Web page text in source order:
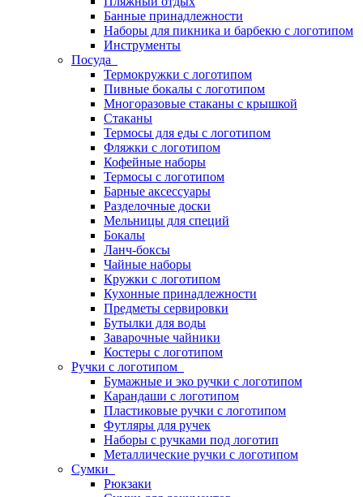
Банные принадлежности
Наборы для пикника и барбекю с логотипом
Инструменты
Посуда
Термокружки с логотипом
Пивные бокалы с логотипом
Многоразовые стаканы с крышкой
Стаканы
Термосы для еды с логотипом
Фляжки с логотипом
Кофейные наборы
Термосы с логотипом
Барные аксессуары
Разделочные доски
Мельницы для специй
Бокалы
Ланч-боксы
Чайные наборы
Кружки с логотипом
Кухонные принадлежности
Предметы сервировки
Бутылки для воды
Заварочные чайники
Костеры с логотипом
Ручки с логотипом
Бумажные и эко ручки с логотипом
Карандаши с логотипом
Пластиковые ручки с логотипом
Футляры для ручек
Наборы с ручками под логотип
Металлические ручки с логотипом
Сумки
Рюкзаки